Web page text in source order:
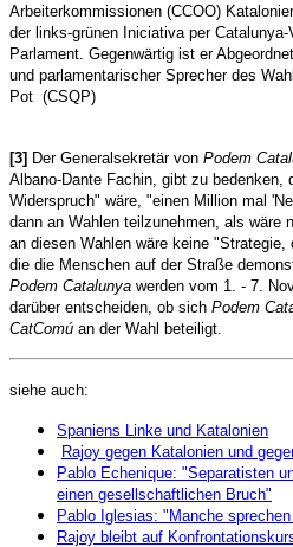
Arbeiterkommissionen (CCOO)
der links-grünen Iniciativa per
Parlament. Gegenwärtig ist er
und parlamentarischer Sprecher des
Pot (CSQP)
[3] Der Generalsekretär von Podem
Albano-Dante Fachin, gibt zu bedenken,
Widerspruch" wäre, "einen Million mal
dann an Wahlen teilzunehmen, als wäre
an diesen Wahlen wäre keine "Strategie,
die die Menschen auf der Straße
Podem Catalunya werden vom 1. - 7.
darüber entscheiden, ob sich Podem
CatComú an der Wahl beteiligt.
siehe auch:
Spaniens Linke und Katalonien
Rajoy gegen Katalonien und
Pablo Echenique: "Separatisten
einen gesellschaftlichen Bruch"
Pablo Iglesias: "Manche
Rajoy bleibt auf